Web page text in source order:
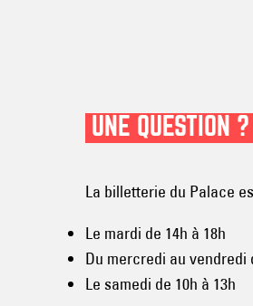
UNE QUESTION ?
La billetterie du Palace
Le mardi de 14h à 18h
Du mercredi au vendredi
Le samedi de 10h à 13h